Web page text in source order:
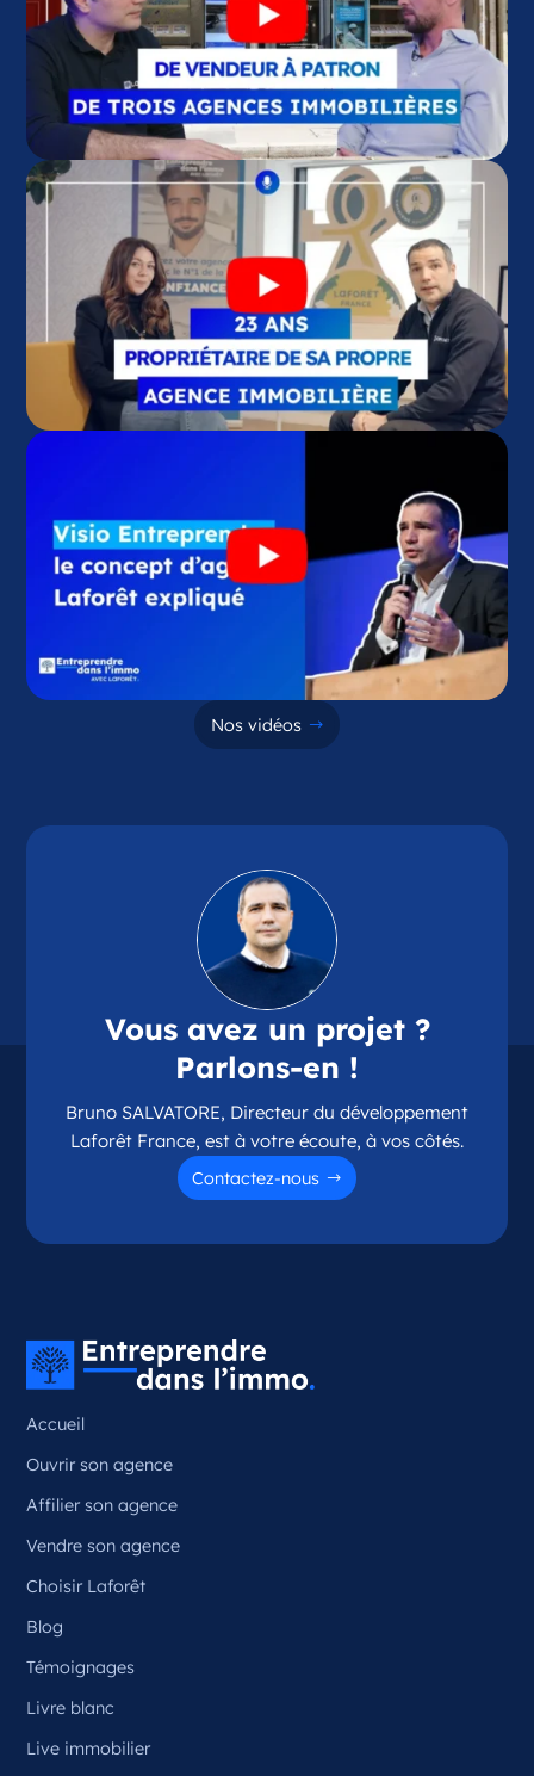
Nos vidéos
Vous avez un projet ?
Parlons-en !
Bruno SALVATORE, Directeur du développement
Laforêt France, est à votre écoute, à vos côtés.
Contactez-nous
Accueil
Ouvrir son agence
Affilier son agence
Vendre son agence
Choisir Laforêt
Blog
Témoignages
Livre blanc
Live immobilier